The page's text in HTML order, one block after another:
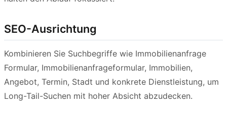
SEO-Ausrichtung
Kombinieren Sie Suchbegriffe wie Immobilienanfrage
Formular, Immobilienanfrageformular, Immobilien,
Angebot, Termin, Stadt und konkrete Dienstleistung, um
Long-Tail-Suchen mit hoher Absicht abzudecken.